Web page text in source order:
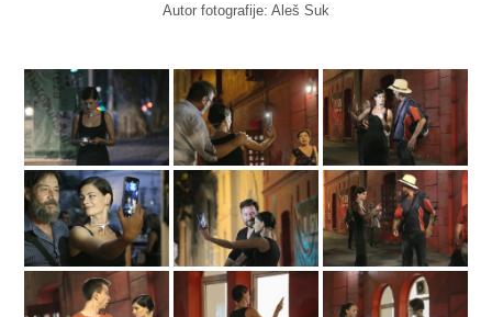
Autor fotografije: Aleš Suk